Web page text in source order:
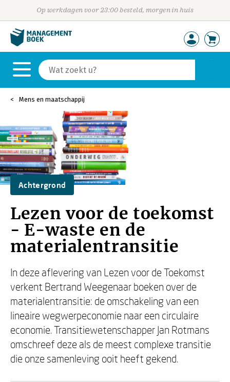
Op werkdagen voor 23:00 besteld, morgen in huis
Mens en maatschappij
Achtergrond
Lezen voor de toekomst
- E-waste en de
materialentransitie
In deze aflevering van Lezen voor de Toekomst
verkent Bertrand Weegenaar boeken over de
materialentransitie: de omschakeling van een
lineaire wegwerpeconomie naar een circulaire
economie. Transitiewetenschapper Jan Rotmans
omschreef deze als de meest complexe transitie
die onze samenleving ooit heeft gekend.